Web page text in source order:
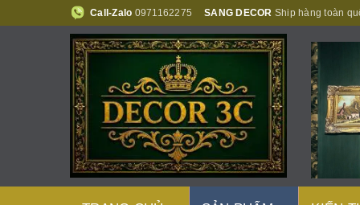
Call-Zalo 0971162275 SANG DECOR Ship hàng toàn